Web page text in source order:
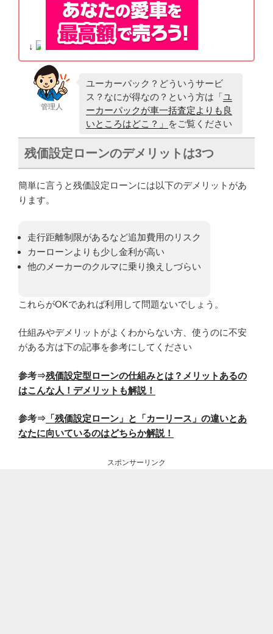
↓
管理人
ユーカーパック？どういうサービ
ス？なにが得なの？という方は「ユ
ーカーパックが車一括査定よりも良
いところはどこ？」
をご覧ください
残価設定ローンのデメリットは3つ
簡単に言うと残価設定ローンには以下のデメリットがあ
ります。
走行距離制限があるなど追加費用のリスク
カーローンよりも少し金利が高い
他のメーカーのクルマに乗り換えしづらい
これらがOKであれば利用して問題ないでしょう。
仕組みやデメリットがよくわからない方、使うのに不安
がある方は下の記事を参考にしてください
参考⇒残価設定型ローンの仕組みとは？メリットあるの
はこんな人！デメリットも解説！
参考⇒ 「残価設定ローン」と「カーリース」の違いとあ
なたに向いているのはどちらか解説！
スポンサーリンク